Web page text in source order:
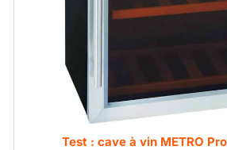
Test : cave à vin METRO